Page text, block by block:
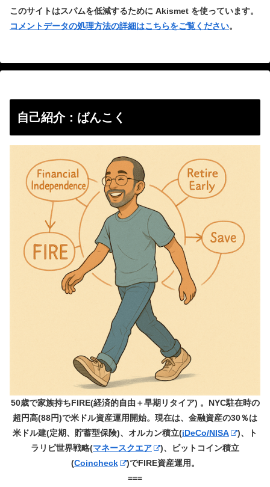
このサイトはスパムを低減するために Akismet を使っています。
コメントデータの処理方法の詳細はこちらをご覧ください。
自己紹介：ばんこく
50歳で家族持ちFIRE(経済的自由＋早期リタイア) 。NYC駐在時の
超円高(88円)で米ドル資産運用開始。現在は、金融資産の30％は
米ドル建(定期、貯蓄型保険)、オルカン積立(iDeCo/NISA
)、ト
ラリピ世界戦略(マネースクエア
)、ビットコイン積立
(Coincheck
)でFIRE資産運用。
===